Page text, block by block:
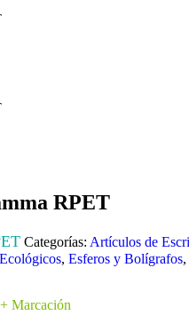
RPET
Categorías: Artículos de
, Esferos y Bolígrafos,
Marcación